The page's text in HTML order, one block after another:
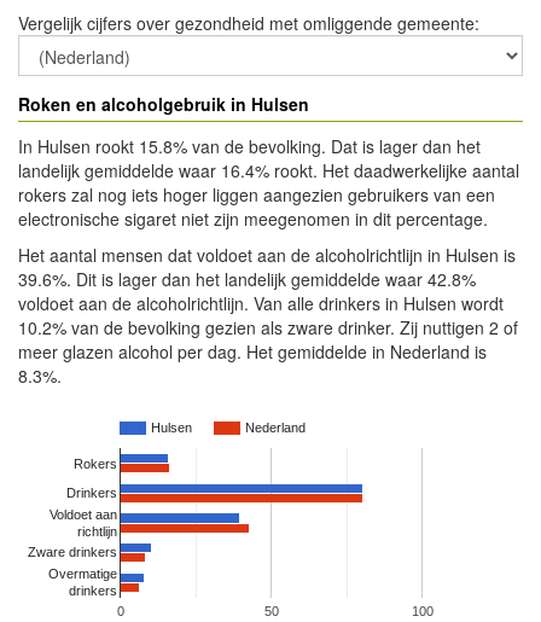
Vergelijk cijfers over gezondheid met omliggende gemeente:
Roken en alcoholgebruik in Hulsen
In Hulsen rookt 15.8% van de bevolking. Dat is lager dan het
landelijk gemiddelde waar 16.4% rookt. Het daadwerkelijke aantal
rokers zal nog iets hoger liggen aangezien gebruikers van een
electronische sigaret niet zijn meegenomen in dit percentage.
Het aantal mensen dat voldoet aan de alcoholrichtlijn in Hulsen is
39.6%. Dit is lager dan het landelijk gemiddelde waar 42.8%
voldoet aan de alcoholrichtlijn. Van alle drinkers in Hulsen wordt
10.2% van de bevolking gezien als zware drinker. Zij nuttigen 2 of
meer glazen alcohol per dag. Het gemiddelde in Nederland is
8.3%.
Hulsen Nederland
0 50 100
Rokers
Drinkers
Voldoet aan
richtlijn
Zware drinkers
Overmatige
drinkers